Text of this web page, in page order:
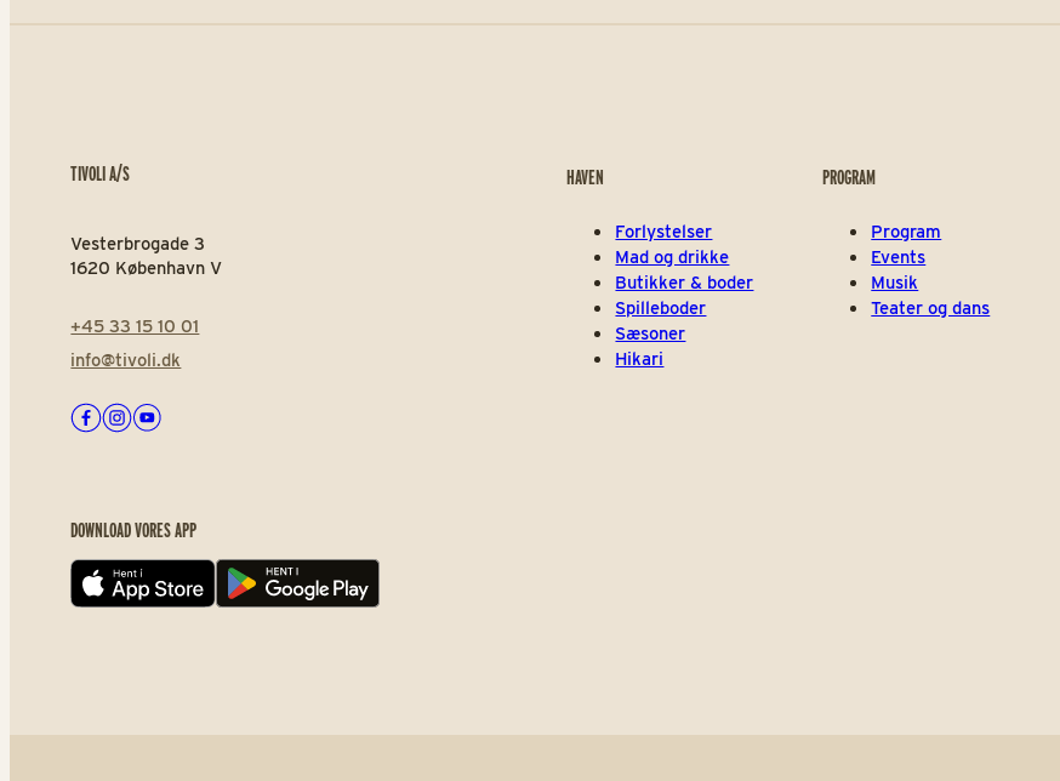
TIVOLI A/S
Vesterbrogade 3
1620 København V
+45 33 15 10 01
info@tivoli.dk
Facebook
Instagram
Youtube
DOWNLOAD VORES APP
App store Play store
HAVEN
Forlystelser
Mad og drikke
Butikker & boder
Spilleboder
Sæsoner
Hikari
PROGRAM
Program
Events
Musik
Teater og dans